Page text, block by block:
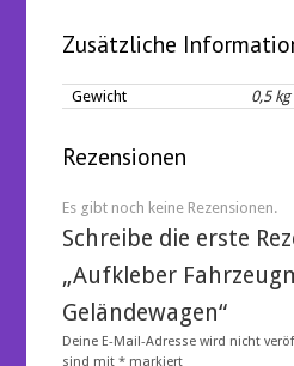
Zusätzliche
Gewicht 0,5 kg
Rezensionen
Es gibt noch keine Rezensionen.
Schreibe die erste
„Aufkleber
Geländewagen“
Deine E-Mail-Adresse wird nicht
sind mit* markiert